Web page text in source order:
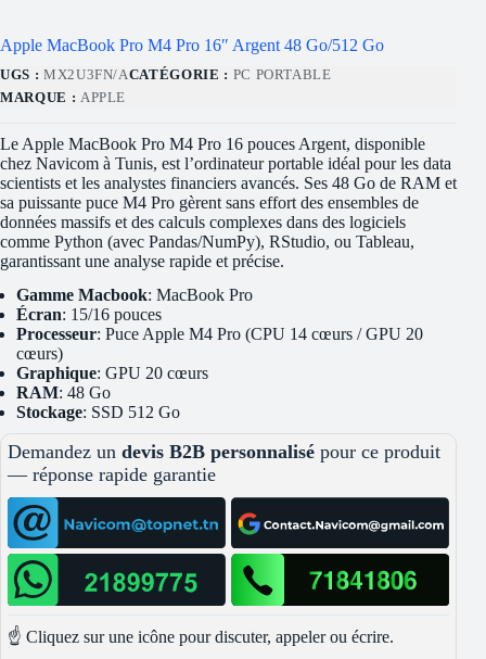
Apple MacBook Pro M4 Pro 16″ Argent 48 Go/512 Go
UGS : MX2U3FN/ACATÉGORIE : PC PORTABLE
MARQUE : APPLE
Le Apple MacBook Pro M4 Pro 16 pouces Argent, disponible
chez Navicom à Tunis, est l’ordinateur portable idéal pour les data
scientists et les analystes financiers avancés. Ses 48 Go de RAM et
sa puissante puce M4 Pro gèrent sans effort des ensembles de
données massifs et des calculs complexes dans des logiciels
comme Python (avec Pandas/NumPy), RStudio, ou Tableau,
garantissant une analyse rapide et précise.
Gamme Macbook: MacBook Pro
Écran: 15/16 pouces
Processeur: Puce Apple M4 Pro (CPU 14 cœurs / GPU 20
cœurs)
Graphique: GPU 20 cœurs
RAM: 48 Go
Stockage: SSD 512 Go
Demandez un devis B2B personnalisé pour ce produit
— réponse rapide garantie
☝️ Cliquez sur une icône pour discuter, appeler ou écrire.